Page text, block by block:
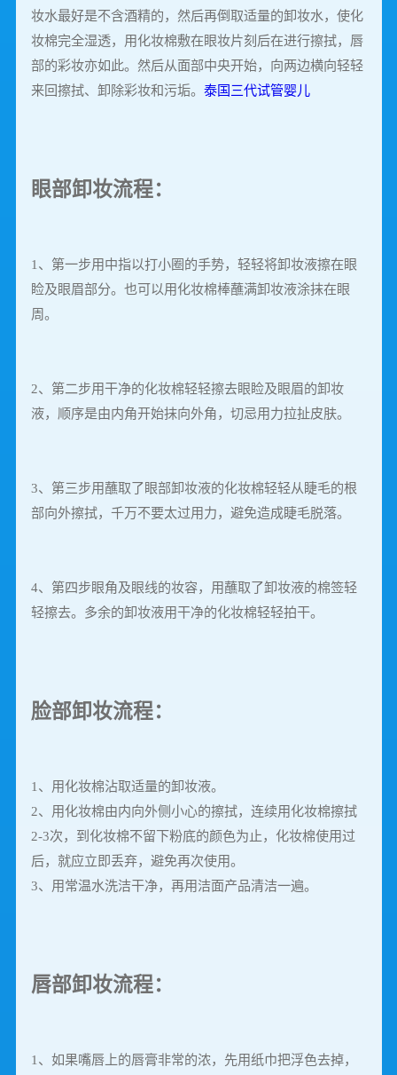
妆水最好是不含酒精的，然后再倒取适量的卸妆水，使化
妆棉完全湿透，用化妆棉敷在眼妆片刻后在进行擦拭，唇
部的彩妆亦如此。然后从面部中央开始，向两边横向轻轻
来回擦拭、卸除彩妆和污垢。 泰国三代试管婴儿
眼部卸妆流程：
1、第一步用中指以打小圈的手势，轻轻将卸妆液擦在眼
睑及眼眉部分。也可以用化妆棉棒蘸满卸妆液涂抹在眼
周。
2、第二步用干净的化妆棉轻轻擦去眼睑及眼眉的卸妆
液，顺序是由内角开始抹向外角，切忌用力拉扯皮肤。
3、第三步用蘸取了眼部卸妆液的化妆棉轻轻从睫毛的根
部向外擦拭，千万不要太过用力，避免造成睫毛脱落。
4、第四步眼角及眼线的妆容，用蘸取了卸妆液的棉签轻
轻擦去。多余的卸妆液用干净的化妆棉轻轻拍干。
脸部卸妆流程：
1、用化妆棉沾取适量的卸妆液。
2、用化妆棉由内向外侧小心的擦拭，连续用化妆棉擦拭
2-3次，到化妆棉不留下粉底的颜色为止，化妆棉使用过
后，就应立即丢弃，避免再次使用。
3、用常温水洗洁干净，再用洁面产品清洁一遍。
唇部卸妆流程：
1、如果嘴唇上的唇膏非常的浓，先用纸巾把浮色去掉，